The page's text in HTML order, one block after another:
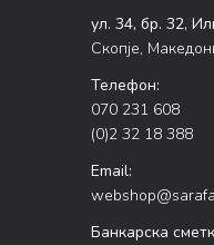
ул. 34, бр. 32,
Скопје,
Телефон:
070 231 608
(0)2 32 18 388
Email:
Банкарска